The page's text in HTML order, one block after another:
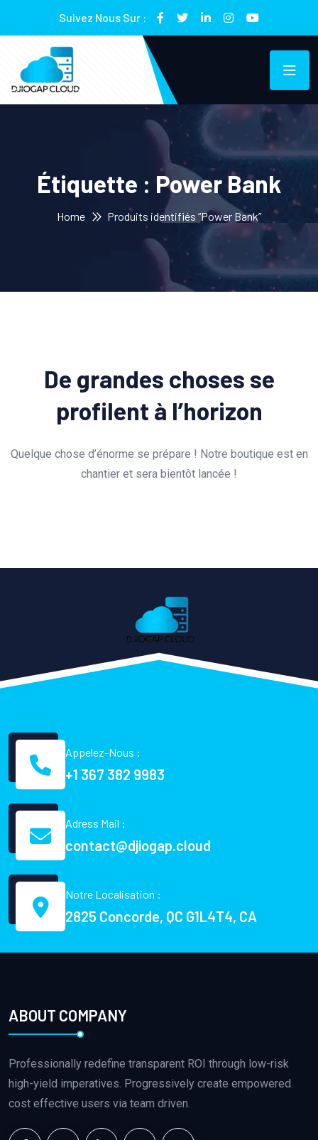
Suivez Nous Sur :
Étiquette : Power Bank
Home Produits identifiés “Power Bank”
De grandes choses se
profilent à l’horizon
Quelque chose d’énorme se prépare ! Notre boutique est en
chantier et sera bientôt lancée !
Appelez-Nous :
+1 367 382 9983
Adress Mail :
contact@djiogap.cloud
Notre Localisation :
2825 Concorde, QC G1L4T4, CA
ABOUT COMPANY
Professionally redefine transparent ROI through low-risk
high-yield imperatives. Progressively create empowered.
cost effective users via team driven.